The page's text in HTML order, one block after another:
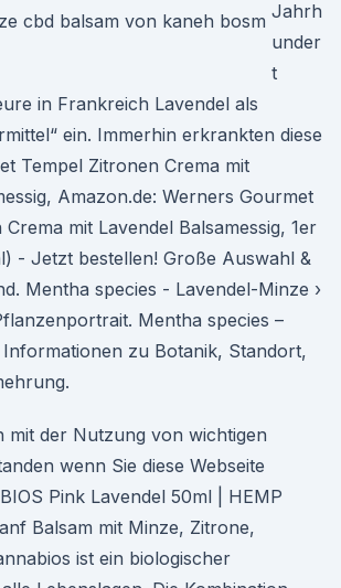
Jahrh
under
t
in Frankreich Lavendel als
ein. Immerhin erkrankten diese
Tempel Zitronen Crema mit
Amazon.de: Werners Gourmet
mit Lavendel Balsamessig, 1er
- Jetzt bestellen! Große Auswahl &
Mentha species - Lavendel-Minze ›
Mentha species –
zu Botanik, Standort,
mit der Nutzung von wichtigen
wenn Sie diese Webseite
Pink Lavendel 50ml | HEMP
Balsam mit Minze, Zitrone,
ist ein biologischer